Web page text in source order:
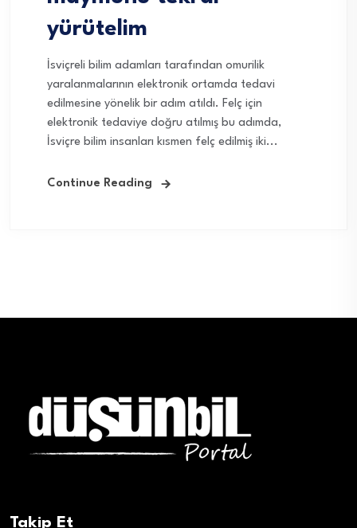
yürütelim
İsviçreli bilim adamları tarafından omurilik
yaralanmalarının elektronik ortamda tedavi
edilmesine yönelik bir adım atıldı. Felç için
elektronik tedaviye doğru atılmış bu adımda,
İsviçre bilim insanları kısmen felç edilmiş iki...
Continue Reading
Takip Et